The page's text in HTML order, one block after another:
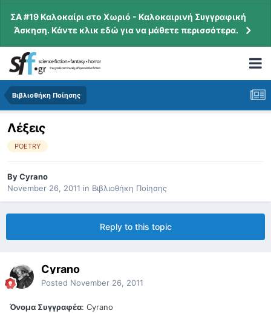
ΣΑ #19 Καλοκαίρι στο Χωριό - Καλοκαιρινή Συγγραφική
Άσκηση. Κάντε κλικ εδώ για να μάθετε περισσότερα.
Βιβλιοθήκη Ποίησης
Λέξεις
POETRY
ByCyrano
November 26, 2011 in Βιβλιοθήκη Ποίησης
Reply to this topic
Cyrano
Posted November 26, 2011
Όνομα Συγγραφέα: Cyrano